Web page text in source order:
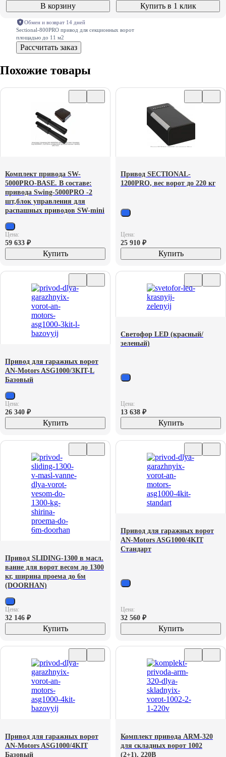
В корзину Купить в 1 клик
Обмен и возврат 14 дней
Sectional-800PRO привод для секционных ворот
площадью до 11 м2
Рассчитать заказ
Похожие товары
Комплект привода SW-
5000PRO-BASE. В составе:
привода Swing-5000PRO -2
шт,блок управления для
распашных приводов SW-mini
Цена:
59 633 ₽
Купить
Привод SECTIONAL-
1200PRO, вес ворот до 220 кг
Цена:
25 910 ₽
Купить
Привод для гаражных ворот
AN-Motors ASG1000/3KIT-L
Базовый
Цена:
26 340 ₽
Купить
Светофор LED (красный/
зеленый)
Цена:
13 638 ₽
Купить
Привод SLIDING-1300 в масл.
ванне для ворот весом до 1300
кг, ширина проема до 6м
(DOORHAN)
Цена:
32 146 ₽
Купить
Привод для гаражных ворот
AN-Motors ASG1000/4KIT
Стандарт
Цена:
32 560 ₽
Купить
Привод для гаражных ворот
AN-Motors ASG1000/4KIT
Базовый
Комплект привода ARM-320
для складных ворот 1002
(2+1), 220В